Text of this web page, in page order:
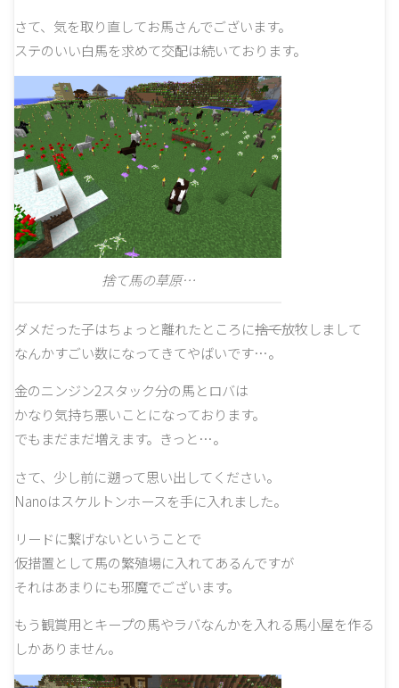
さて、気を取り直してお馬さんでございます。
ステのいい白馬を求めて交配は続いております。
捨て馬の草原…
ダメだった子はちょっと離れたところに捨て放牧しまして
なんかすごい数になってきてやばいです…。
金のニンジン2スタック分の馬とロバは
かなり気持ち悪いことになっております。
でもまだまだ増えます。きっと…。
さて、少し前に遡って思い出してください。
Nanoはスケルトンホースを手に入れました。
リードに繋げないということで
仮措置として馬の繁殖場に入れてあるんですが
それはあまりにも邪魔でございます。
もう観賞用とキープの馬やラバなんかを入れる馬小屋を作る
しかありません。